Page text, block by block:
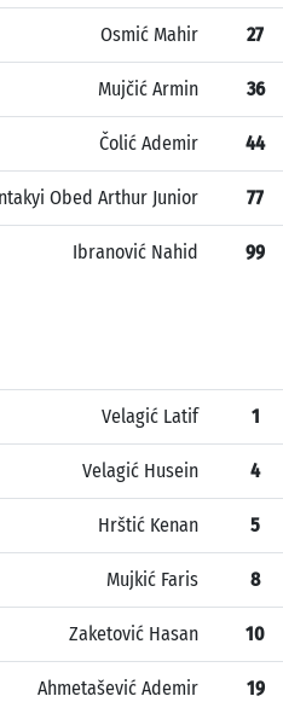
Osmić Mahir 27
Mujčić Armin 36
Čolić Ademir 44
Obed Arthur Junior 77
Ibranović Nahid 99
Velagić Latif 1
Velagić Husein 4
Hrštić Kenan 5
Mujkić Faris 8
Zaketović Hasan 10
Ahmetašević Ademir 19